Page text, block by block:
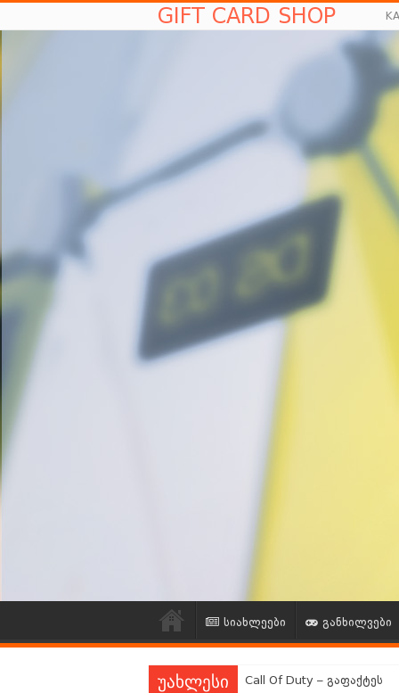
GIFT CARD SHOP KA
სიახლეები განხილვები
უახლესი Call Of Duty – გაფაქტეს